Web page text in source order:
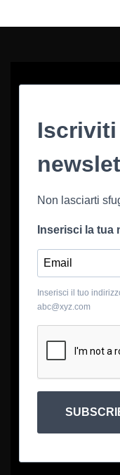
Non lasciarti
Inserisci la tua
Inserisci il tuo
abc@xyz.com